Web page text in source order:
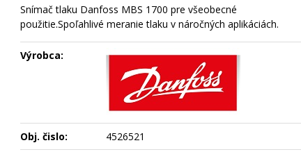
Snímač tlaku Danfoss MBS 1700 pre všeobecné
použitie.Spoľahlivé meranie tlaku v náročných aplikáciách.
Výrobca:
Obj. čislo:
4526521